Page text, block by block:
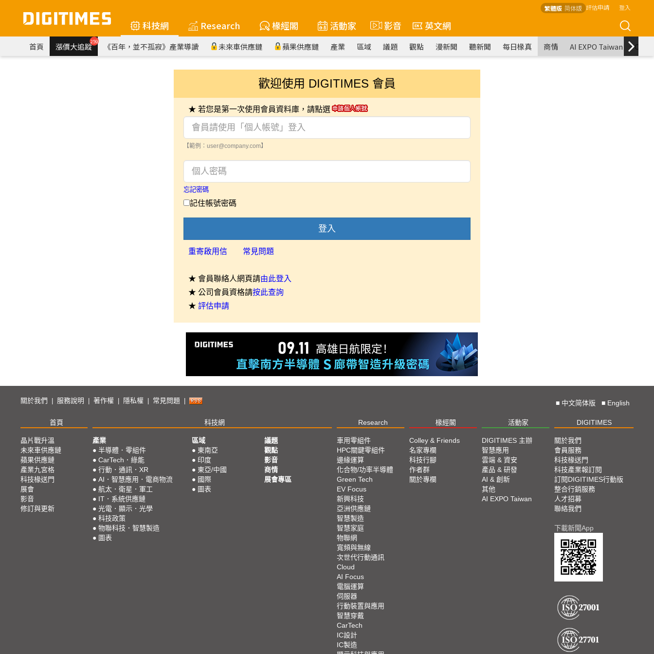
繁體版 简体版 評估申請 登入
科技網 Research 椽經閣 活動家 影音 英文網
首頁 漲價大追蹤259 《百年，並不孤寂》產業導讀 未來車供應鏈 蘋果供應鏈 產業 區域 議題 觀點 漫新聞 聽新聞 每日椽真 商情 AI EXPO Taiwan
歡迎使用 DIGITIMES 會員
★ 若您是第一次使用會員資料庫，請點選
【範例：user@company.com】
忘記密碼
記住帳號密碼
登入
重寄啟用信 常見問題
★ 會員聯絡人網頁請由此登入
★ 公司會員資格請按此查詢
★ 評估申請
關於我們 服務說明 著作權 隱私權 常見問題 ■ 中文简体版 ■ English
首頁 科技網 Research 椽經閣 活動家 DIGITIMES
晶片戰升溫
未來車供應鏈
蘋果供應鏈
產業九宮格
科技椽送門
展會
影音
修訂與更新
產業
● 半導體．零組件
● CarTech．綠能
● 行動．通訊．XR
● AI．智慧應用．電商物流
● 航太．衛星．軍工
● IT．系統供應鏈
● 光電．顯示．光學
● 科技政策
● 物聯科技．智慧製造
● 圖表
區域
● 東南亞
● 印度
● 東亞/中國
● 國際
● 圖表
議題
觀點
影音
商情
展會專區
車用零組件
HPC關鍵零組件
邊緣運算
化合物/功率半導體
Green Tech
EV Focus
新興科技
亞洲供應鏈
智慧製造
智慧家庭
物聯網
寬頻與無線
次世代行動通訊
Cloud
AI Focus
電腦運算
伺服器
行動裝置與應用
智慧穿戴
CarTech
IC設計
IC製造
Colley & Friends
名家專欄
科技行腳
作者群
關於專欄
DIGITIMES 主辦
智慧應用
雲端 & 資安
產品 & 研發
AI & 創新
其他
AI EXPO Taiwan
關於我們
會員服務
科技椽送門
科技產業報訂閱
訂閱DIGITIMES行動版
整合行銷服務
人才招募
聯絡我們
下載新聞App